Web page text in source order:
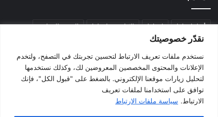
نقدّر خصوصيتك
نستخدم ملفات تعريف الارتباط لتحسين تجربتك في التصفح، ولتخدم
الإعلانات والمحتوى المخصصين المعروضين لك، وكذلك نستخدمها
لتحليل زيارات موقعنا الإلكتروني. بالضغط على "قبول الكل"، فإنك
توافق على استخدامنا لملفات تعريف
الارتباط. سياسة ملفات الارتباط
أخبار إسبانيا إسبانيا الإقامة في إسبانيا التسوية الجماعية
الجالية المغربية الجنسية الإسبانية
المغرب المهاجرين الهجرة الهجرة إلى إسبانيا برشلونة
بيدرو سانشيز فالنسيا فيضانات قانون الهجرة كطلونيا
مدريد